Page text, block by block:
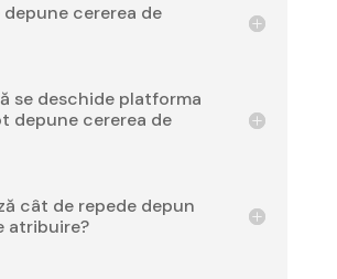
depune cererea de
se deschide platforma
depune cererea de
cât de repede depun
atribuire?